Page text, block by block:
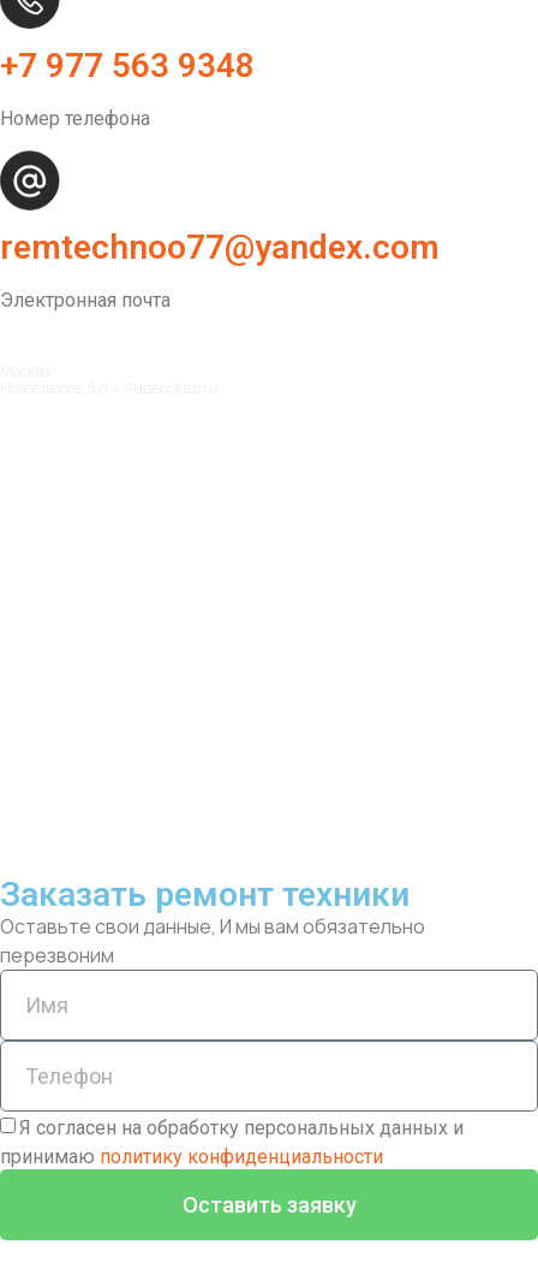
+7 977 563 9348
Номер телефона
remtechnoo77@yandex.com
Электронная почта
Заказать ремонт техники
Оставьте свои данные, И мы вам обязательно
перезвоним
Я согласен на обработку персональных данных и
принимаю политику конфиденциальности
Оставить заявку